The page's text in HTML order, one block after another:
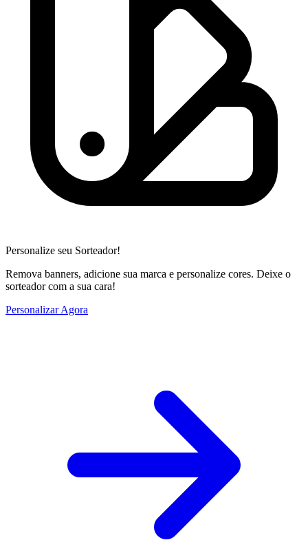
Personalize seu Sorteador!
Remova banners, adicione sua marca e personalize cores. Deixe o
sorteador com a sua cara!
Personalizar Agora